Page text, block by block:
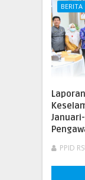
BERITA
PPID